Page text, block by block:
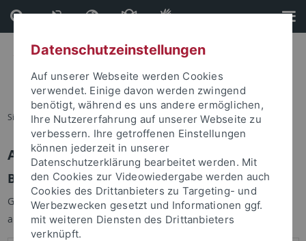
Direkt
zum
Inhalt
Direkt
zur
Fußleiste
Sie sind hier: Startseite
Anmelden
Benutzeranmeldung
Geben Sie Ihren Benutzernamen und Ihr Passwort an um sich
anzumelden:
Datenschutzeinstellungen
Auf unserer Webseite werden Cookies
verwendet. Einige davon werden zwingend
benötigt, während es uns andere ermöglichen,
Ihre Nutzererfahrung auf unserer Webseite zu
verbessern. Ihre getroffenen Einstellungen
können jederzeit in unserer
Datenschutzerklärung bearbeitet werden. Mit
den Cookies zur Videowiedergabe werden auch
Cookies des Drittanbieters zu Targeting- und
Werbezwecken gesetzt und Informationen ggf.
mit weiteren Diensten des Drittanbieters
verknüpft.